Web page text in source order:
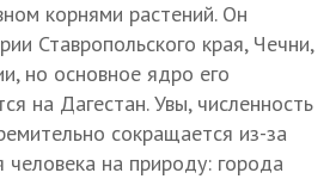
корнями растений. Он
Ставропольского края, Чечни,
но основное ядро его
на Дагестан. Увы, численность
сокращается из-за
человека на природу: города